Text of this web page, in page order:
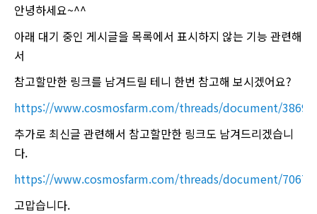
안녕하세요~^^
아래 대기 중인 게시글을 목록에서 표시하지 않는 기능 관련해
서
참고할만한 링크를 남겨드릴 테니 한번 참고해 보시겠어요?
https://www.cosmosfarm.com/threads/document/38697
추가로 최신글 관련해서 참고할만한 링크도 남겨드리겠습니
다.
https://www.cosmosfarm.com/threads/document/70672
고맙습니다.